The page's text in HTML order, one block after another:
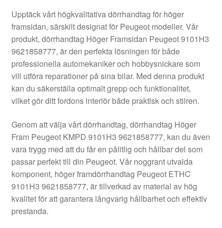
Kolla upp
Kontakt
Mitt konto
Reklamationsprocedur
Transport
Vagn
Världsomspännande frakt
Upptäck vårt högkvalitativa dörrhandtag för höger
framsidan, särskilt designat för Peugeot modeller. Vår
produkt, dörrhandtag Höger Framsidan Peugeot 9101H3
9621858777, är den perfekta lösningen för både
professionella automekaniker och hobbysnickare som
vill utföra reparationer på sina bilar. Med denna produkt
kan du säkerställa optimalt grepp och funktionalitet,
vilket gör ditt fordons interiör både praktisk och stilren.
Genom att välja vårt dörrhandtag, dörrhandtag Höger
Fram Peugeot KMPD 9101H3 9621858777, kan du även
vara trygg med att du får en pålitlig och hållbar del som
passar perfekt till din Peugeot. Vår noggrant utvalda
komponent, höger framdörrhandtag Peugeot ETHC
9101H3 9621858777, är tillverkad av material av hög
kvalitet för att garantera långvarig hållbarhet och effektiv
prestanda.